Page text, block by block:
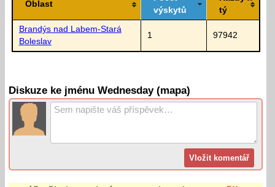
Oblast
výskytů
tý
Brandýs nad Labem-Stará
Boleslav
1 97942
Diskuze ke jménu Wednesday (mapa)